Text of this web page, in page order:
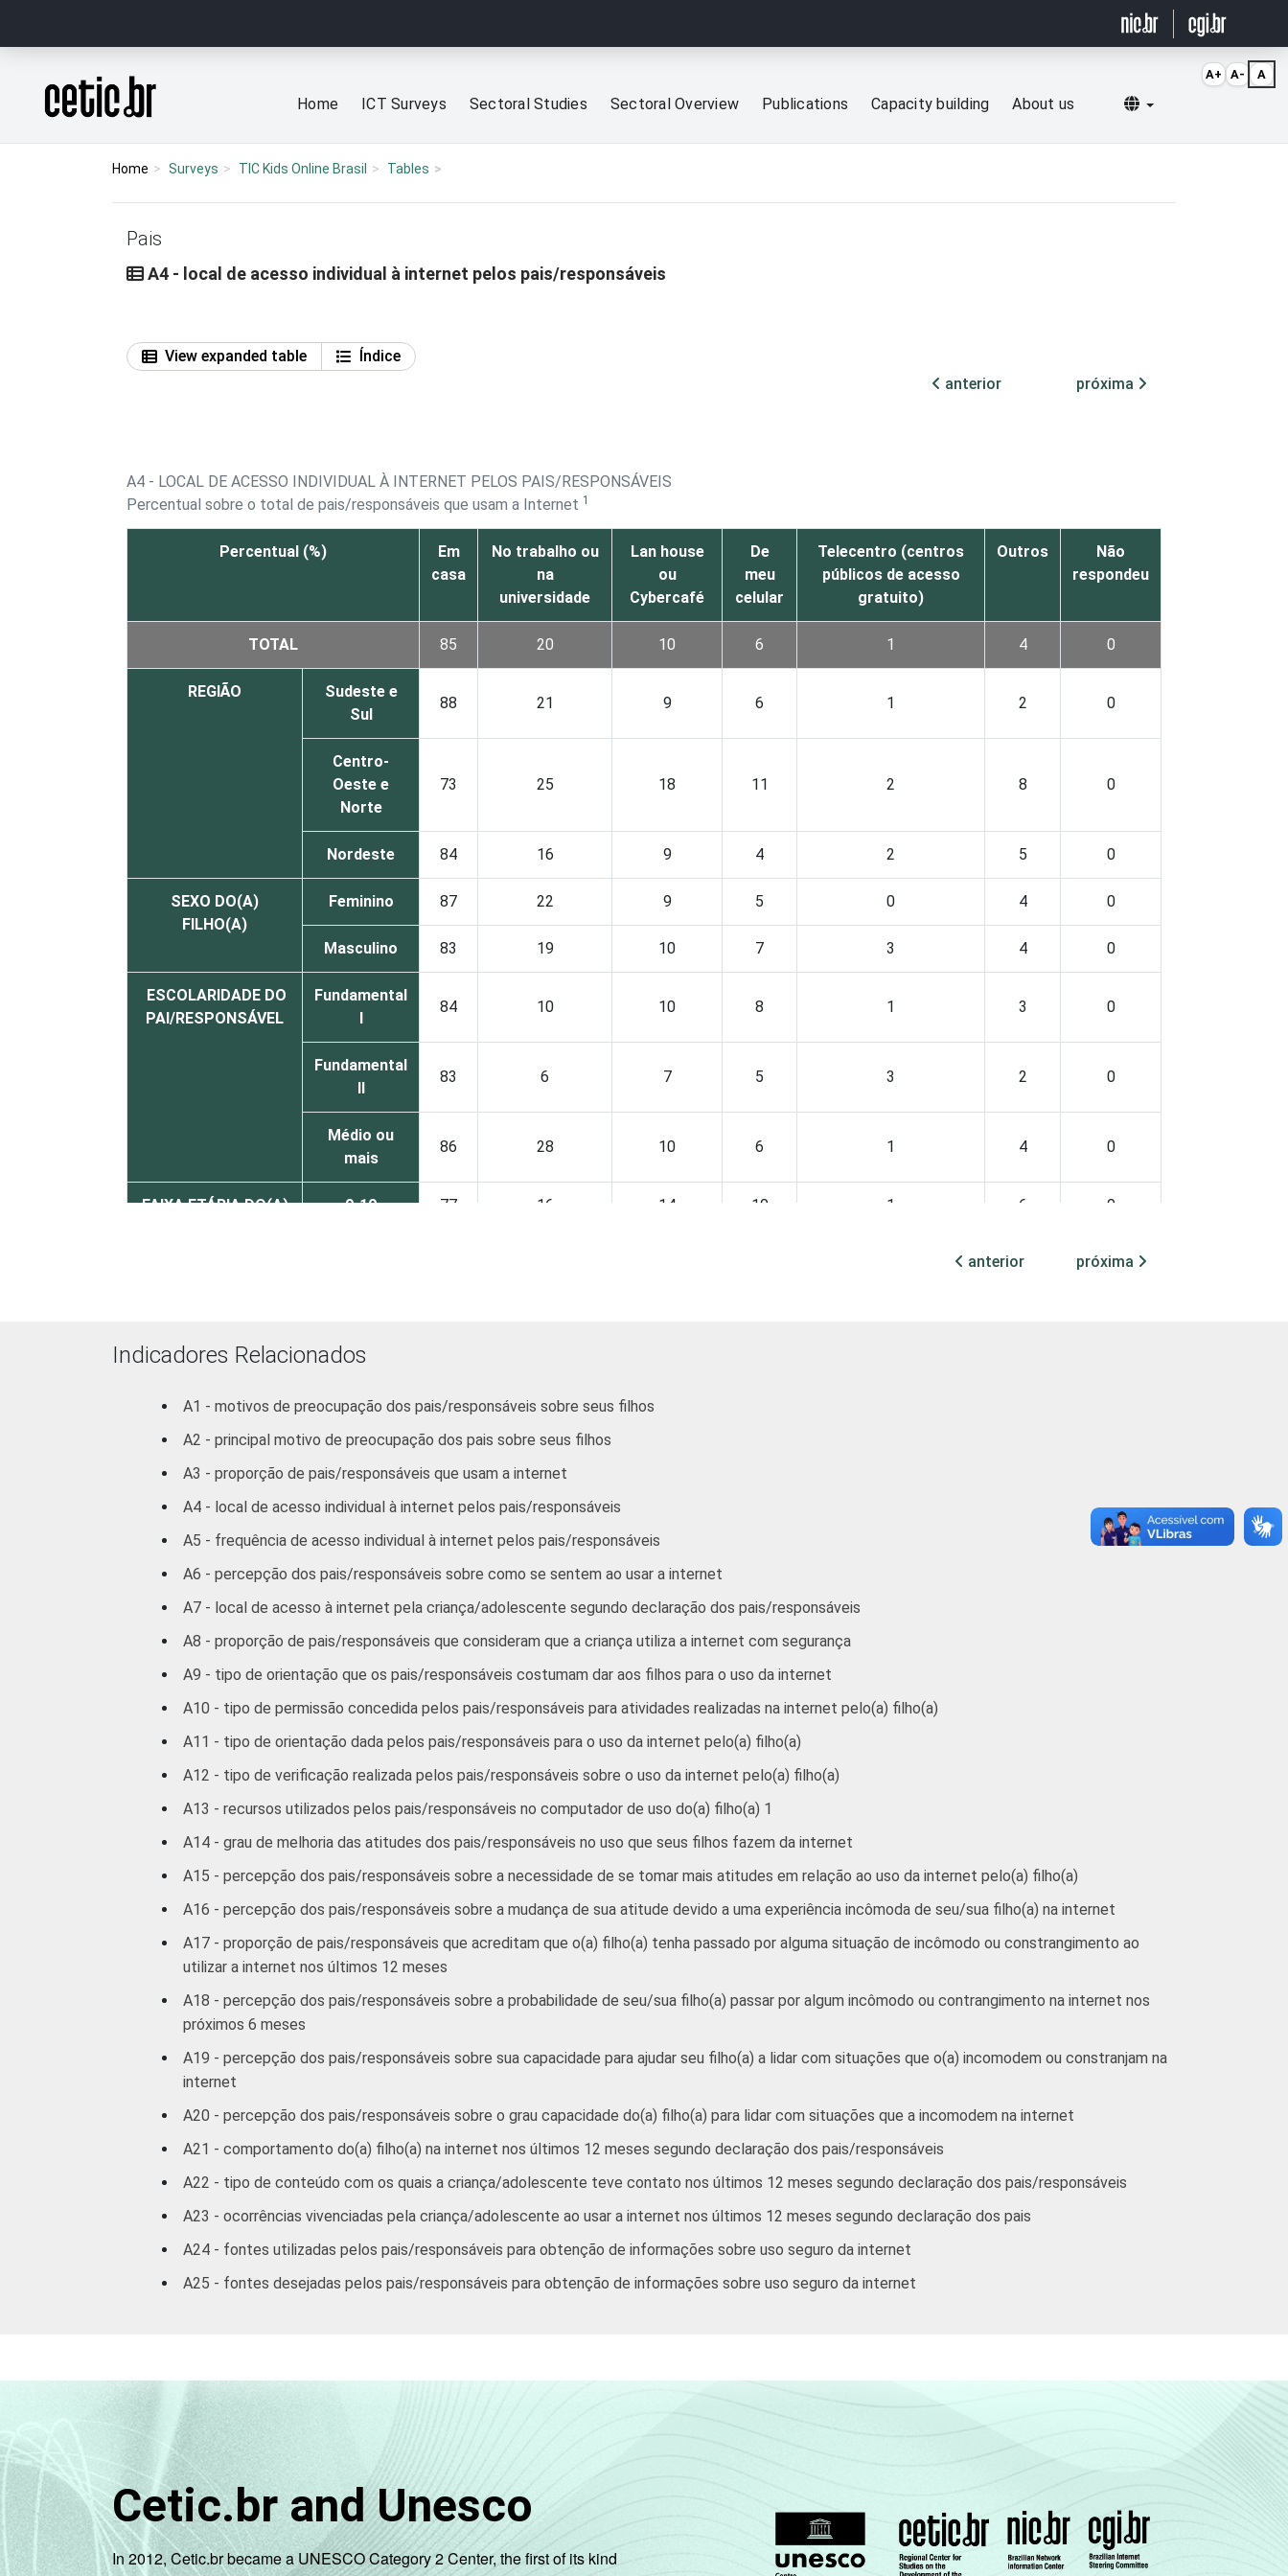
Página inicial
Home ICT Surveys Sectoral Studies Sectoral Overview Publications Capacity building About us Selecionar idioma
Home Surveys TIC Kids Online Brasil Tables
Pais
A4 - local de acesso individual à internet pelos pais/responsáveis
View expanded table
Índice
anterior
próxima
A4 - LOCAL DE ACESSO INDIVIDUAL À INTERNET PELOS PAIS/RESPONSÁVEIS
Percentual sobre o total de pais/responsáveis que usam a Internet 1
Percentual (%)
Em
casa
No trabalho ou
na
universidade
Lan house
ou
Cybercafé
De
meu
celular
Telecentro (centros
públicos de acesso
gratuito)
Outros
Não
respondeu
TOTAL 85 20 10 6 1 4 0
REGIÃO
Sudeste e
Sul
88 21 9 6 1 2 0
Centro-
Oeste e
Norte
73 25 18 11 2 8 0
Nordeste 84 16 9 4 2 5 0
SEXO DO(A)
FILHO(A)
Feminino 87 22 9 5 0 4 0
Masculino 83 19 10 7 3 4 0
ESCOLARIDADE DO
PAI/RESPONSÁVEL
Fundamental
84 10 10 8 1 3 0
Fundamental
83 6 7 5 3 2 0
Médio ou
mais
86 28 10 6 1 4 0
FAIXA ETÁRIA DO(A)
9-10 77 16 14 10 1 6 0
0
15-16
Mais de 1
SM até 2 SM
Mais de 2
SM até 3 SM
0
Mais de 3
SM
CLASSE SOCIAL AB 93 31 3 8
DE 64 0 16 5
anterior próxima
Indicadores Relacionados
A1 - motivos de preocupação dos pais/responsáveis sobre seus filhos
A2 - principal motivo de preocupação dos pais sobre seus filhos
A3 - proporção de pais/responsáveis que usam a internet
A4 - local de acesso individual à internet pelos pais/responsáveis
A5 - frequência de acesso individual à internet pelos pais/responsáveis
A6 - percepção dos pais/responsáveis sobre como se sentem ao usar a internet
A7 - local de acesso à internet pela criança/adolescente segundo declaração dos pais/responsáveis
A8 - proporção de pais/responsáveis que consideram que a criança utiliza a internet com segurança
A9 - tipo de orientação que os pais/responsáveis costumam dar aos filhos para o uso da internet
A10 - tipo de permissão concedida pelos pais/responsáveis para atividades realizadas na internet pelo(a) filho(a)
A11 - tipo de orientação dada pelos pais/responsáveis para o uso da internet pelo(a) filho(a)
A12 - tipo de verificação realizada pelos pais/responsáveis sobre o uso da internet pelo(a) filho(a)
A13 - recursos utilizados pelos pais/responsáveis no computador de uso do(a) filho(a) 1
A14 - grau de melhoria das atitudes dos pais/responsáveis no uso que seus filhos fazem da internet
A15 - percepção dos pais/responsáveis sobre a necessidade de se tomar mais atitudes em relação ao uso da internet pelo(a) filho(a)
A16 - percepção dos pais/responsáveis sobre a mudança de sua atitude devido a uma experiência incômoda de seu/sua filho(a) na internet
A17 - proporção de pais/responsáveis que acreditam que o(a) filho(a) tenha passado por alguma situação de incômodo ou constrangimento ao
utilizar a internet nos últimos 12 meses
A18 - percepção dos pais/responsáveis sobre a probabilidade de seu/sua filho(a) passar por algum incômodo ou contrangimento na internet nos
próximos 6 meses
A19 - percepção dos pais/responsáveis sobre sua capacidade para ajudar seu filho(a) a lidar com situações que o(a) incomodem ou constranjam na
internet
A20 - percepção dos pais/responsáveis sobre o grau capacidade do(a) filho(a) para lidar com situações que a incomodem na internet
A21 - comportamento do(a) filho(a) na internet nos últimos 12 meses segundo declaração dos pais/responsáveis
A22 - tipo de conteúdo com os quais a criança/adolescente teve contato nos últimos 12 meses segundo declaração dos pais/responsáveis
A23 - ocorrências vivenciadas pela criança/adolescente ao usar a internet nos últimos 12 meses segundo declaração dos pais
A24 - fontes utilizadas pelos pais/responsáveis para obtenção de informações sobre uso seguro da internet
A25 - fontes desejadas pelos pais/responsáveis para obtenção de informações sobre uso seguro da internet
Cetic.br and Unesco
In 2012, Cetic.br became a UNESCO Category 2 Center, the first of its kind
A+ A- A